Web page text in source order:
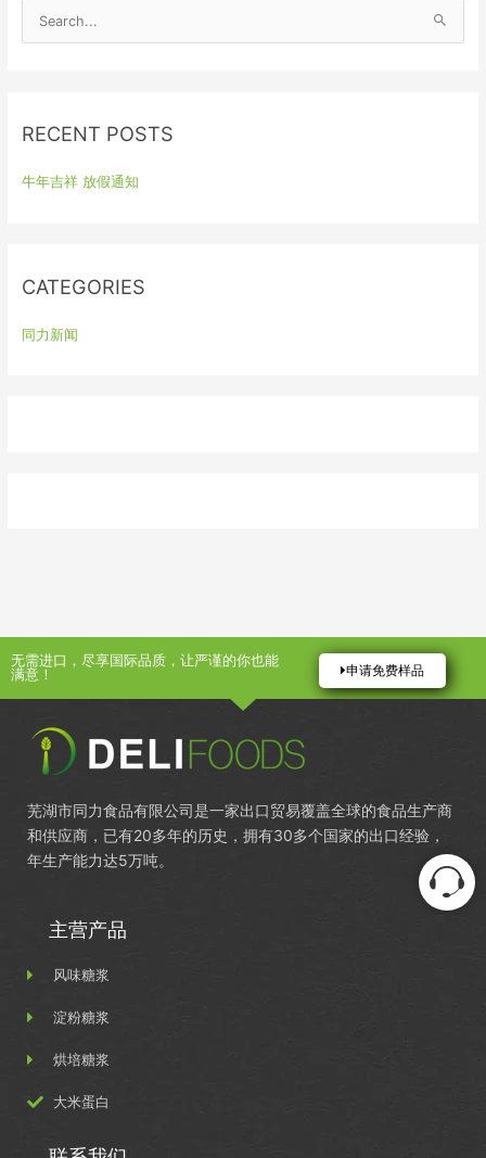
c
f
RECENT POSTS
牛年吉祥 放假通知
CATEGORIES
同力新闻
无需进口，尽享国际品质，让严谨的你也能
满意！
申请免费样品
芜湖市同力食品有限公司是一家出口贸易覆盖全球的食品生产商
和供应商，已有20多年的历史，拥有30多个国家的出口经验，
年生产能力达5万吨。
主营产品
风味糖浆
淀粉糖浆
烘培糖浆
大米蛋白